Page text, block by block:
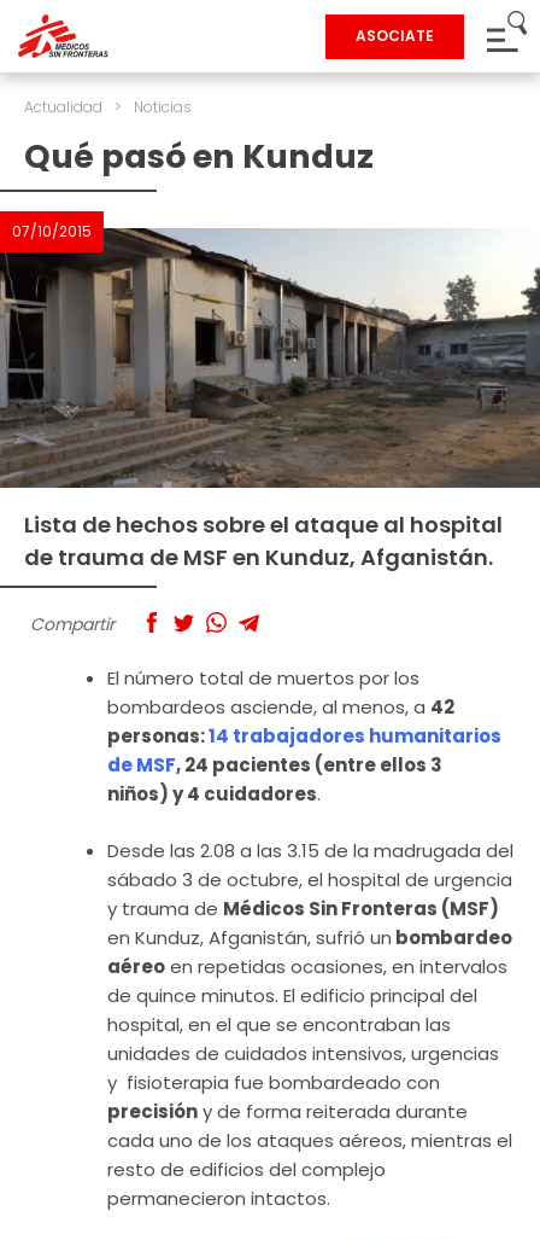
ASOCIATE
Actualidad > Noticias
Qué pasó en Kunduz
07/10/2015
Lista de hechos sobre el ataque al hospital
de trauma de MSF en Kunduz, Afganistán.
Compartir
El número total de muertos por los
bombardeos asciende, al menos, a 42
personas:14 trabajadores humanitarios
de MSF, 24 pacientes (entre ellos 3
niños) y 4 cuidadores.
Desde las 2.08 a las 3.15 de la madrugada del
sábado 3 de octubre, el hospital de urgencia
y trauma de Médicos Sin Fronteras (MSF)
en Kunduz, Afganistán, sufrió un bombardeo
aéreoen repetidas ocasiones, en intervalos
de quince minutos. El edificio principal del
hospital, en el que se encontraban las
unidades de cuidados intensivos, urgencias
y fisioterapia fue bombardeado con
precisióny de forma reiterada durante
cada uno de los ataques aéreos, mientras el
resto de edificios del complejo
permanecieron intactos.